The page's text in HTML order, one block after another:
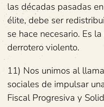
las décadas pasadas
élite, debe ser
se hace necesario. Es
derrotero violento.
11) Nos unimos al
sociales de impulsar
Fiscal Progresiva y